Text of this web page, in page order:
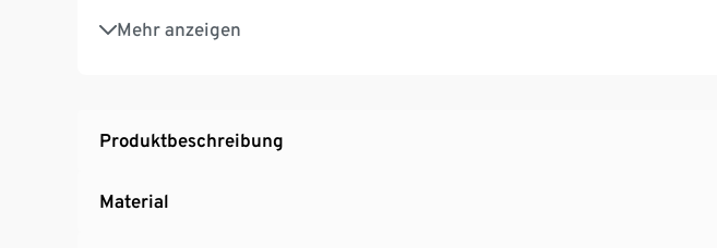
Mehr anzeigen
Widerstandsfähige Melaminharzbeschichtung
Stoßfeste ABS-Kanten
Produktbeschreibung
Material